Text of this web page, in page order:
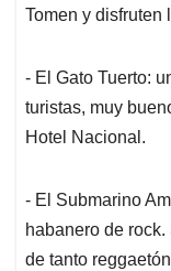
Tomen y disfruten
- El Gato Tuerto:
turistas, muy
Hotel Nacional.
- El Submarino
habanero de
de tanto